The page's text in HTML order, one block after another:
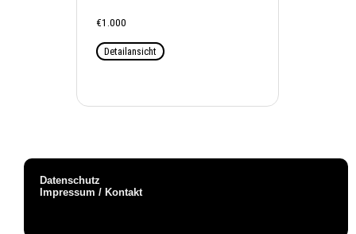
€1.000
Detailansicht
Datenschutz
Impressum / Kontakt